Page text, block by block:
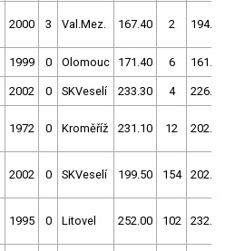
2000 3 Val.Mez. 167.40 2 194.80
1999 0 Olomouc 171.40 6 161.90
2002 0 SKVeselí 233.30 4 226.80
1972 0 Kroměříž 231.10 12 202.80
2002 0 SKVeselí 199.50 154 202.70
1995 0 Litovel 252.00 102 232.80